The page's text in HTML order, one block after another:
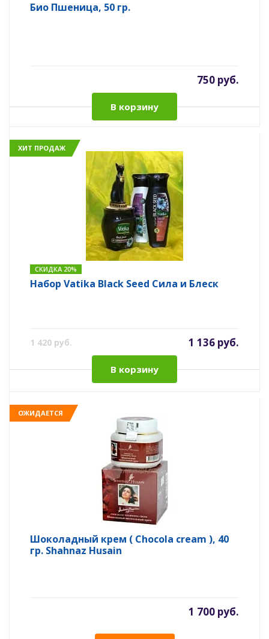
Био Пшеница, 50 гр.
750 руб.
В корзину
ХИТ ПРОДАЖ
СКИДКА 20%
Набор Vatika Black Seed Сила и Блеск
1 420 руб. 1 136 руб.
В корзину
ОЖИДАЕТСЯ
Шоколадный крем ( Chocola cream ), 40
гр. Shahnaz Husain
1 700 руб.